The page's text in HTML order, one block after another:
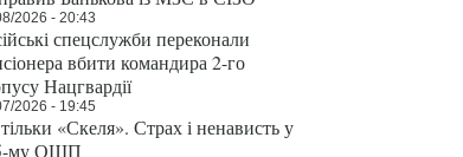
2026 - 20:43
спецслужби переконали
вбити командира 2-го
Нацгвардії
2026 - 19:45
«Скеля». Страх і ненависть у
му ОШП